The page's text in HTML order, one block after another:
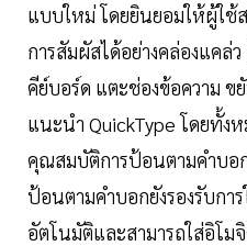
แบบใหม่ โดยยินยอมให้ผู้ใช้
การสัมผัสได้อย่างคล่องแคล่
คีย์บอร์ด แตะช่องข้อความ ข
แนะนำ QuickType โดยทั้ง
คุณสมบัติการป้อนตามคำบ
ป้อนตามคำบอกยังรองรับกา
อัตโนมัติและสามารถใส่อิโม